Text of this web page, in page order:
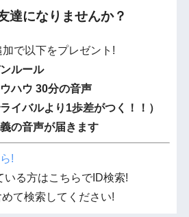
達になりませんか？
で以下をプレゼント!
ルール
ハウ 30分の音声
イバルより1歩差がつく！！）
の音声が届きます
!
いる方はこちらでID検索!
て検索してください!